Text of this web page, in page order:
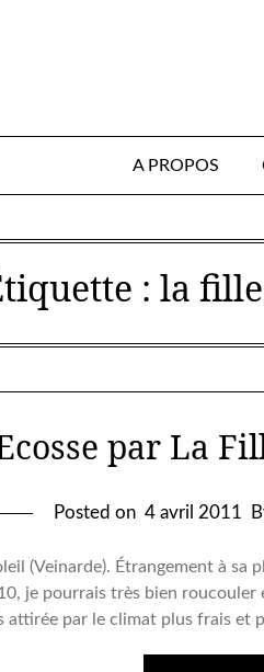
A PROPOS
: la
par La
Posted on 4 avril 2011
(Veinarde). Étrangement à sa
je pourrais très bien roucouler
attirée par le climat plus frais et